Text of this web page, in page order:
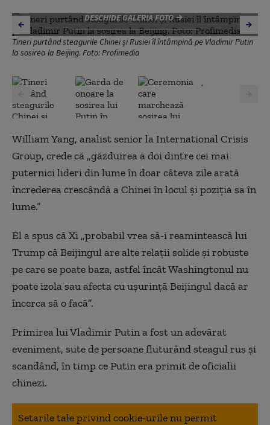
Tineri purtând steagurile Chinei și Rusiei îl întâmpină pe Vladimir Putin
la sosirea la Beijing. Foto: Profimedia
DESCHIDE GALERIA FOTO
,
William Yang, analist senior la International Crisis
Group, crede că „găzduirea a doi dintre cei mai
puternici lideri din lume în doar câteva zile arată
încrederea crescândă a Chinei în locul și poziția sa în
lume.”
El a spus că Xi „probabil vrea să-i reamintească lui
Trump că Beijingul are alte relații solide și robuste
pe care se poate baza, astfel încât Washingtonul nu
poate izola sau afecta cu ușurință Beijingul dacă ar
încerca să o facă”.
Primirea lui Vladimir Putin a fost un adevărat
eveniment, sute de persoane fluturând steagul rus și
scandând, în timp ce Putin era primit de oficialii
chinezi.
Setarile tale privind cookie-urile nu permit